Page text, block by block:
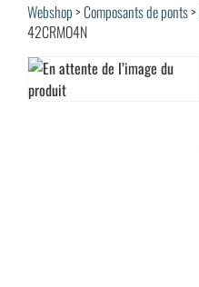
Webshop>Composants de ponts>
42CRMO4N